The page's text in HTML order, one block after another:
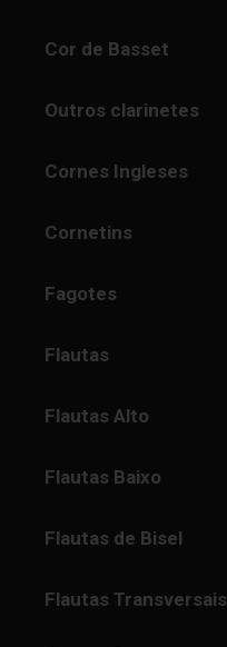
Cor de Basset
Outros clarinetes
Cornes Ingleses
Cornetins
Fagotes
Flautas
Flautas Alto
Flautas Baixo
Flautas de Bisel
Flautas Transversais